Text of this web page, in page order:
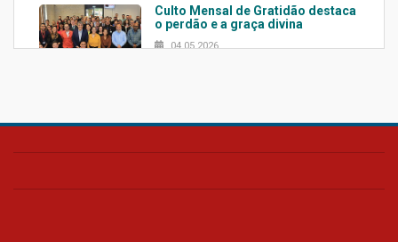
Culto Mensal de Gratidão destaca
o perdão e a graça divina
04.05.2026
Confira como foi o culto mensal